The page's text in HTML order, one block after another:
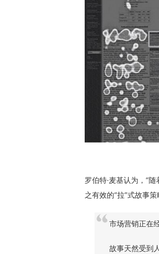
罗伯特·麦基认为，“
之有效的“拉”式故事策
市场营销正在
故事天然受到